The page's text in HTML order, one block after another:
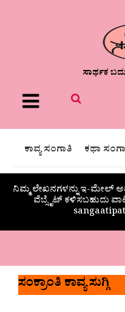
ಸಾರ್ಥಕ
Menu
ಕಾವ್ಯ ಸಂಗಾತಿ ಕಥಾ
ನಿಮ್ಮ ಲೇಖನಗಳನ್ನು ಇ-ಮೇಲ್
ವೆಬ್ಸೈಟ್ ಕಳಿಸಬಹುದು
ಸಂಕ್ರಾಂತಿ ಕಾವ್ಯ ಸುಗ್ಗಿ